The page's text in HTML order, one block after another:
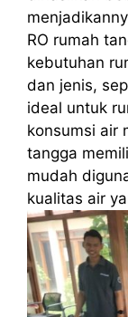
RO rumah
kebutuhan
dan jenis,
ideal untuk
konsumsi air
tangga
mudah
kualitas air